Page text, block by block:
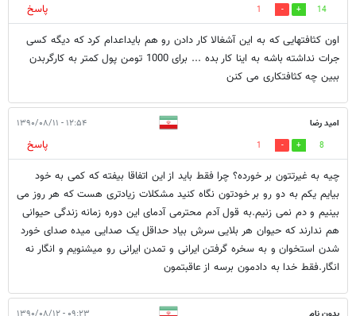
14
1
پاسخ
اون کثافتهایی که به این آشغالا کار دادن رو هم بایداعدام کرد که دیگه کسی
جرات نداشته باشه به اینا کار بده ... برای 1000 تومن پول کمتر به کارگربدن
ببین چه کثافتکاری می کنن
امید رضا ۱۲:۵۴ - ۱۳۹۰/۰۸/۱۱
8
1
پاسخ
چیه به غیرتتون بر خورده؟ چرا فقط باید از این اتفاقا بیفته که کمی به خود
بیایم یکم به دو رو بر خودتون نگاه کنید مشکلات زیادتری هست که هر روز می
بینیم و دم نمی زنیم.به قول آدم محترمی آدمای این دوره زمانه زندگی حیوانی
هم ندارند که حیوان هر بلایی سرش بیاد حداقل یک صدایی میده صدای خورد
شدن استخوان و به سخره گرفتن ایرانی و تمدن ایرانی رو میشنویم و انگار نه
انگار.فقط خدا به دادمون برسه از عاقبتمون